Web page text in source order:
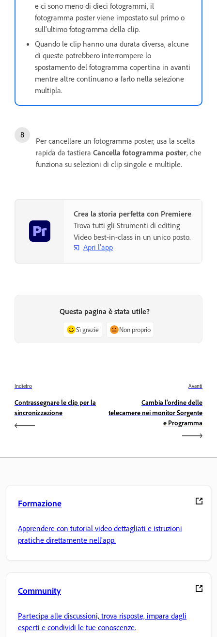
e ci sono meno di dieci fotogrammi, il
fotogramma poster viene impostato sul primo o
sull'ultimo fotogramma della clip.
Quando le clip hanno una durata diversa, alcune
di queste potrebbero interrompere lo
spostamento del fotogramma copertina in avanti
mentre altre continuano a farlo nella selezione
multipla.
Per cancellare un fotogramma poster, usa la scelta
rapida da tastiera Cancella fotogramma poster, che
funziona su selezioni di clip singole e multiple.
Crea la storia perfetta con Premiere
Trova tutti gli Strumenti di editing
Video best-in-class in un unico posto.
Apri l'app
Questa pagina è stata utile?
Sì grazie Non proprio
Indietro
Contrassegnare le clip per la
sincronizzazione
Avanti
Cambia l'ordine delle
telecamere nei monitor Sorgente
e Programma
Formazione
Apprendere con tutorial video dettagliati e istruzioni
pratiche direttamente nell'app.
Community
Partecipa alle discussioni, trova risposte, impara dagli
esperti e condividi le tue conoscenze.